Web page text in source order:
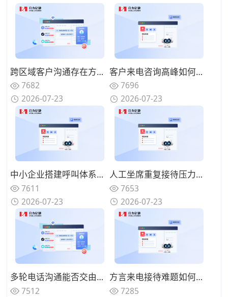
跨区域客户沟通存在方言障碍，具备方言识别的AI语音机器人怎么选择？
7682
2026-07-23
客户来电咨询高峰如何分流疏导，AI语音机器人可以承接哪些咨询业务？
7696
2026-07-23
中小企业搭建呼叫体系怎样控制投入？轻量化AI语音机器人该如何部署？
7611
2026-07-23
人工坐席重复接待压力如何缓解？AI语音机器人如何构建人机协同体系？
7653
2026-07-23
多轮电话沟通能否交由系统完成？优质AI语音机器人具备哪些特征？
7512
方言来电接待难题如何解决？具备方言识别能力的AI语音机器人怎么筛选？
7285